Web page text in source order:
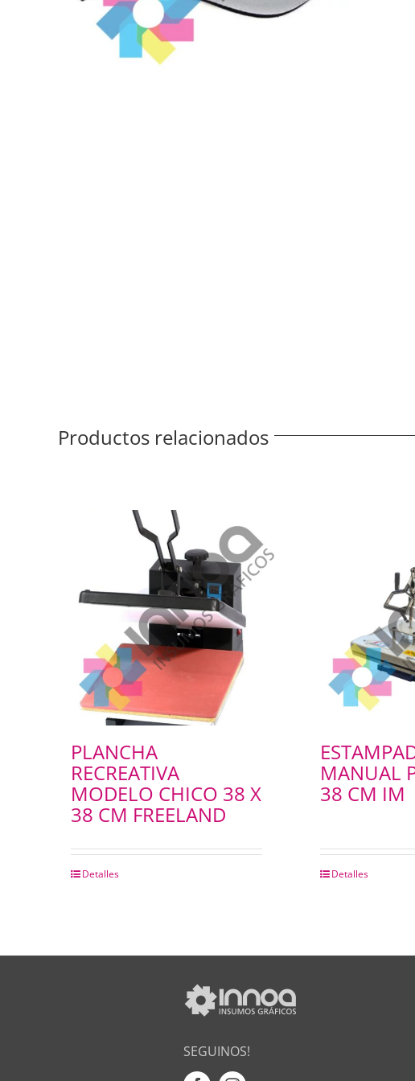
Productos relacionados
PLANCHA
RECREATIVA
MODELO CHICO 38 X
38 CM FREELAND
Detalles
MANUAL
38 CM IM
Detalles
SEGUINOS!